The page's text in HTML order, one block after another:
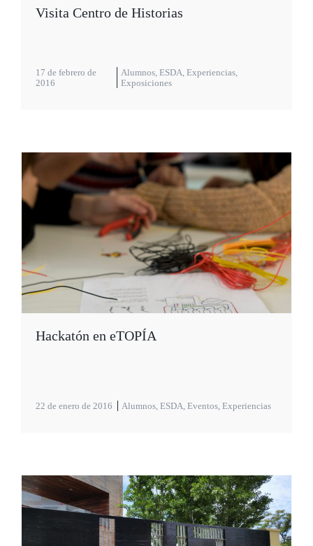
Visita Centro de Historias
17 de febrero de
2016
Alumnos, ESDA, Experiencias,
Exposiciones
Hackatón en eTOPÍA
22 de enero de 2016 Alumnos, ESDA, Eventos, Experiencias